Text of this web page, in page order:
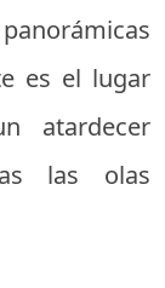
es el lugar
atardecer
las olas